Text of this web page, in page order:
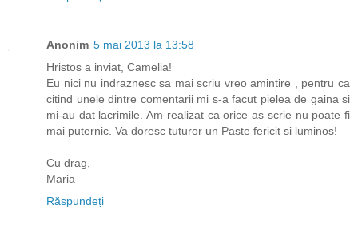
Anonim 5 mai 2013 la 13:58
Hristos a inviat, Camelia!
Eu nici nu indraznesc sa mai scriu vreo amintire , pentru ca
citind unele dintre comentarii mi s-a facut pielea de gaina si
mi-au dat lacrimile. Am realizat ca orice as scrie nu poate fi
mai puternic. Va doresc tuturor un Paste fericit si luminos!
Cu drag,
Maria
Răspundeți